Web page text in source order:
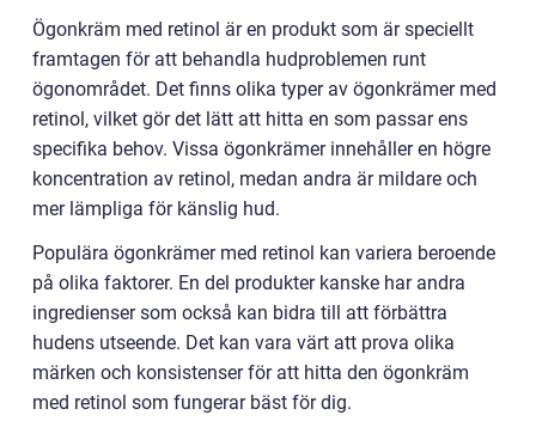
Ögonkräm med retinol är en produkt som är speciellt
framtagen för att behandla hudproblemen runt
ögonområdet. Det finns olika typer av ögonkrämer med
retinol, vilket gör det lätt att hitta en som passar ens
specifika behov. Vissa ögonkrämer innehåller en högre
koncentration av retinol, medan andra är mildare och
mer lämpliga för känslig hud.
Populära ögonkrämer med retinol kan variera beroende
på olika faktorer. En del produkter kanske har andra
ingredienser som också kan bidra till att förbättra
hudens utseende. Det kan vara värt att prova olika
märken och konsistenser för att hitta den ögonkräm
med retinol som fungerar bäst för dig.